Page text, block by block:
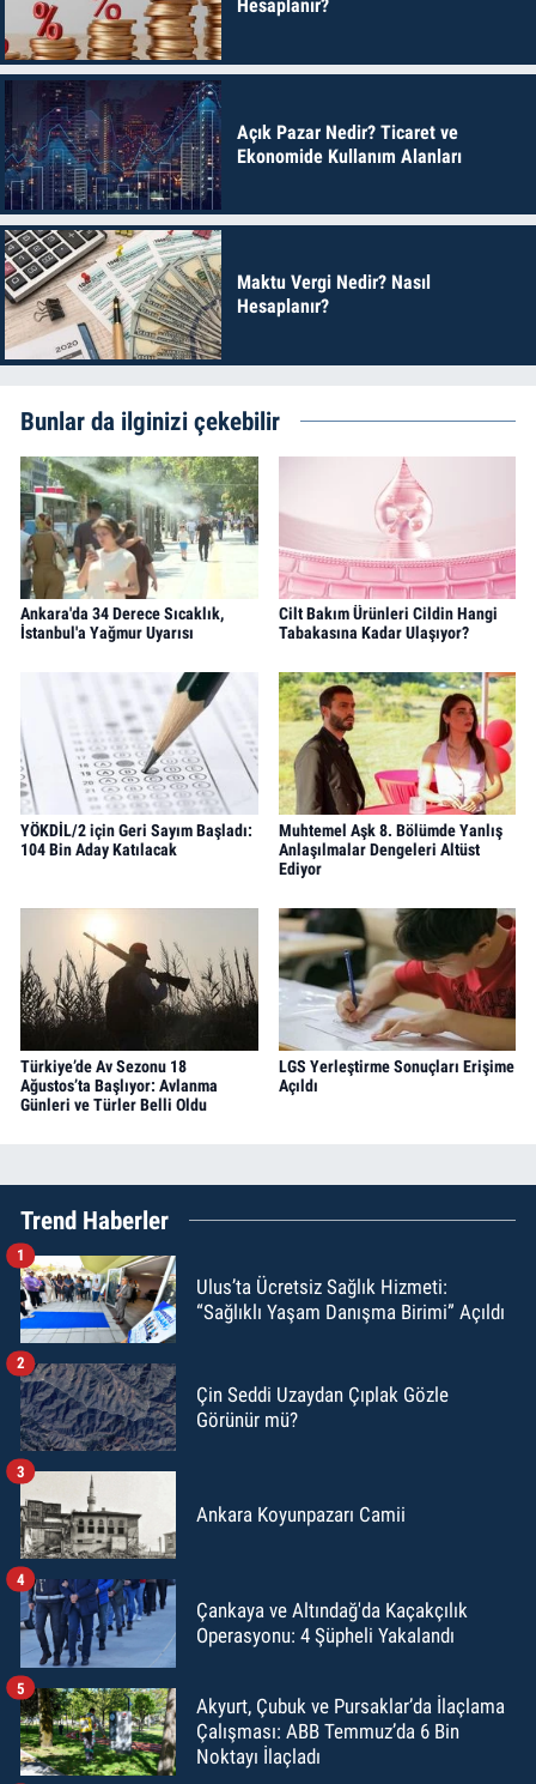
Hesaplanır?
Açık Pazar Nedir? Ticaret ve
Ekonomide Kullanım Alanları
Maktu Vergi Nedir? Nasıl
Hesaplanır?
Bunlar da ilginizi çekebilir
Ankara'da 34 Derece Sıcaklık,
İstanbul'a Yağmur Uyarısı
Cilt Bakım Ürünleri Cildin Hangi
Tabakasına Kadar Ulaşıyor?
YÖKDİL/2 için Geri Sayım Başladı:
104 Bin Aday Katılacak
Muhtemel Aşk 8. Bölümde Yanlış
Anlaşılmalar Dengeleri Altüst
Ediyor
Türkiye’de Av Sezonu 18
Ağustos’ta Başlıyor: Avlanma
Günleri ve Türler Belli Oldu
LGS Yerleştirme Sonuçları Erişime
Açıldı
Trend Haberler
Ulus’ta Ücretsiz Sağlık Hizmeti:
“Sağlıklı Yaşam Danışma Birimi” Açıldı
1
Çin Seddi Uzaydan Çıplak Gözle
Görünür mü?
2
Ankara Koyunpazarı Camii
3
Çankaya ve Altındağ'da Kaçakçılık
Operasyonu: 4 Şüpheli Yakalandı
4
Akyurt, Çubuk ve Pursaklar’da İlaçlama
Çalışması: ABB Temmuz’da 6 Bin
Noktayı İlaçladı
5